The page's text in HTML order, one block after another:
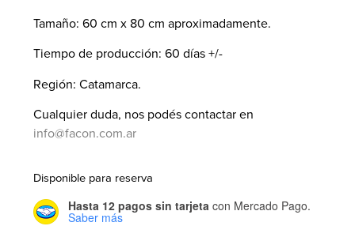
Tamaño: 60 cm x 80 cm aproximadamente.
Tiempo de producción: 60 días +/-
Región: Catamarca.
Cualquier duda, nos podés contactar en
info@facon.com.ar
Disponible para reserva
Hasta 12 pagos sin tarjeta con Mercado Pago.
Saber más